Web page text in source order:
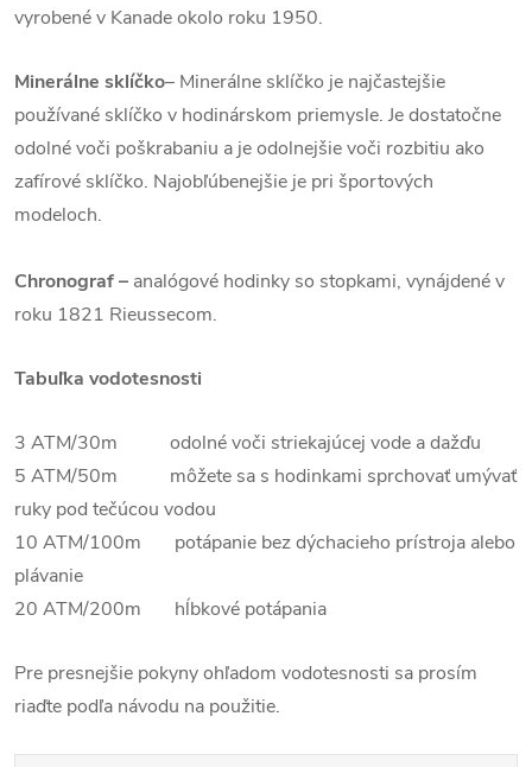
vyrobené v Kanade okolo roku 1950.
Minerálne sklíčko– Minerálne sklíčko je najčastejšie
používané sklíčko v hodinárskom priemysle. Je dostatočne
odolné voči poškrabaniu a je odolnejšie voči rozbitiu ako
zafírové sklíčko. Najobľúbenejšie je pri športových
modeloch.
Chronograf – analógové hodinky so stopkami, vynájdené v
roku 1821 Rieussecom.
Tabuľka vodotesnosti
3 ATM/30m odolné voči striekajúcej vode a dažďu
5 ATM/50m môžete sa s hodinkami sprchovať umývať
ruky pod tečúcou vodou
10 ATM/100m potápanie bez dýchacieho prístroja alebo
plávanie
20 ATM/200m hĺbkové potápania
Pre presnejšie pokyny ohľadom vodotesnosti sa prosím
riaďte podľa návodu na použitie.